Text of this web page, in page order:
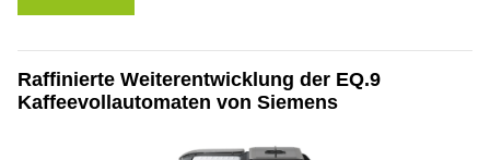
Raffinierte Weiterentwicklung der EQ.9
Kaffeevollautomaten von Siemens